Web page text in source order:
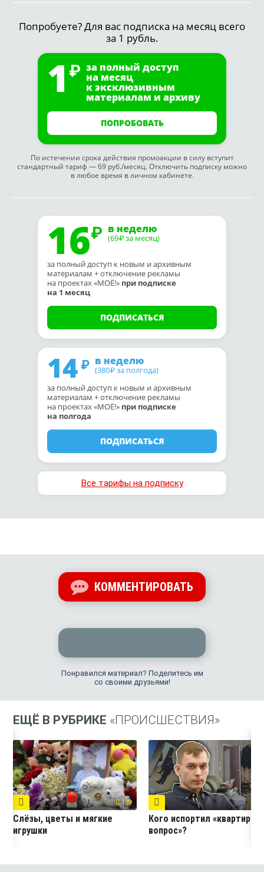
Попробуете? Для вас подписка на месяц всего
за 1 рубль.
1 за полный доступ
на месяц
к эксклюзивным
материалам и архиву
ПОПРОБОВАТЬ
По истечении срока действия промоакции в силу вступит
стандартный тариф — 69 руб./месяц. Отключить подписку можно
в любое время в личном кабинете.
16 в неделю
(69₽ за месяц)
за полный доступ к новым и архивным
материалам + отключение рекламы
на проектах «МОЁ!» при подписке
на 1 месяц
ПОДПИСАТЬСЯ
14 в неделю
(380₽ за полгода)
за полный доступ к новым и архивным
материалам + отключение рекламы
на проектах «МОЁ!» при подписке
на полгода
ПОДПИСАТЬСЯ
Все тарифы на подписку
КОММЕНТИРОВАТЬ
Понравился материал? Поделитесь им
со своими друзьями!
ЕЩЁ В РУБРИКЕ «ПРОИСШЕСТВИЯ»
139
Слёзы, цветы и мягкие
игрушки
Кого испортил
вопрос»?